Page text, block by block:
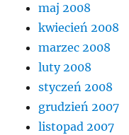
maj 2008
kwiecień 2008
marzec 2008
luty 2008
styczeń 2008
grudzień 2007
listopad 2007